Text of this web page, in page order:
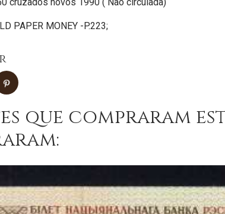
PAPER MONEY -P.223;
que compraram